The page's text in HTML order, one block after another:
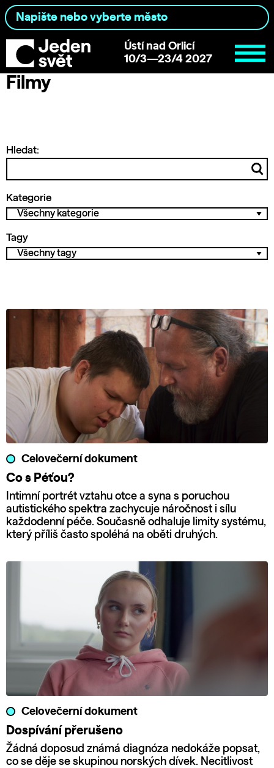
Ústí nad Orlicí
10/3—23/4 2027
Filmy
Hledat:
Kategorie
Tagy
Celovečerní dokument
Co s Péťou?
Intimní portrét vztahu otce a syna s poruchou
autistického spektra zachycuje náročnost i sílu
každodenní péče. Současně odhaluje limity systému,
který příliš často spoléhá na oběti druhých.
Celovečerní dokument
Dospívání přerušeno
Žádná doposud známá diagnóza nedokáže popsat,
co se děje se skupinou norských dívek. Necitlivost